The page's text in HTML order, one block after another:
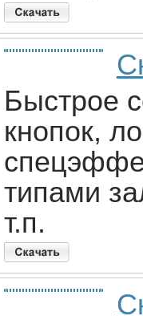
Быстрое
кнопок,
типами
т.п.